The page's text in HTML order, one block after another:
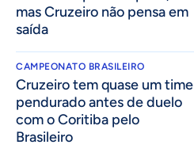
mas Cruzeiro não pensa em
saída
CAMPEONATO BRASILEIRO
Cruzeiro tem quase um time
pendurado antes de duelo
com o Coritiba pelo
Brasileiro